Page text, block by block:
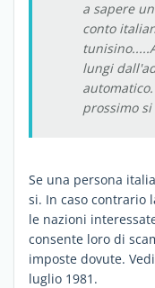
a sapere
conto
lungi
prossimo si
Se una persona
si. In caso contrario
le nazioni
consente loro di
imposte dovute.
luglio 1981.